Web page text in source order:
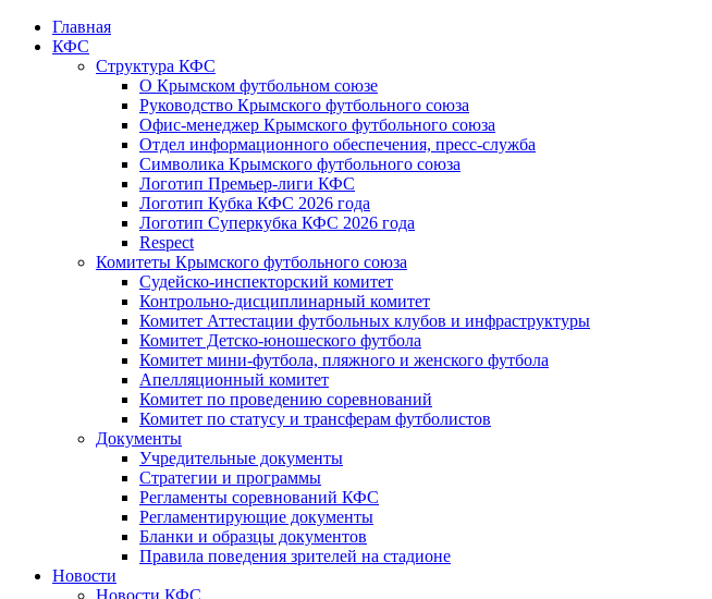
Главная
КФС
Структура КФС
О Крымском футбольном союзе
Руководство Крымского футбольного союза
Офис-менеджер Крымского футбольного союза
Отдел информационного обеспечения, пресс-служба
Символика Крымского футбольного союза
Логотип Премьер-лиги КФС
Логотип Кубка КФС 2026 года
Логотип Суперкубка КФС 2026 года
Respect
Комитеты Крымского футбольного союза
Судейско-инспекторский комитет
Контрольно-дисциплинарный комитет
Комитет Аттестации футбольных клубов и инфраструктуры
Комитет Детско-юношеского футбола
Комитет мини-футбола, пляжного и женского футбола
Апелляционный комитет
Комитет по проведению соревнований
Комитет по статусу и трансферам футболистов
Документы
Учредительные документы
Стратегии и программы
Регламенты соревнований КФС
Регламентирующие документы
Бланки и образцы документов
Правила поведения зрителей на стадионе
Новости
Новости КФС